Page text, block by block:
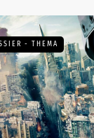
- THEMA